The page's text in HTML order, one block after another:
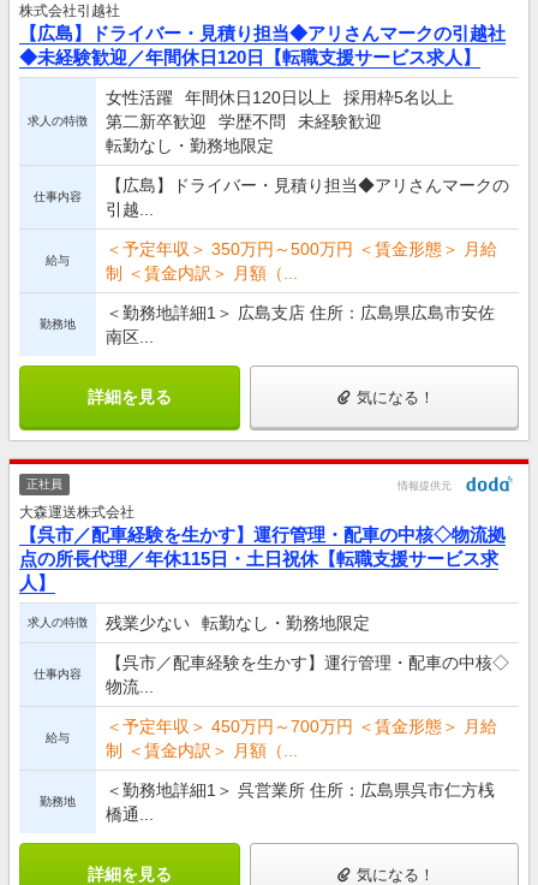
株式会社引越社
【広島】ドライバー・見積り担当◆アリさんマークの引越社
◆未経験歓迎／年間休日120日【転職支援サービス求人】
求人の特徴
女性活躍 年間休日120日以上
採用枠5名以上
第二新卒歓迎
学歴不問
未経験歓迎
転勤なし・勤務地限定
仕事内容
【広島】ドライバー・見積り担当◆アリさんマークの
引越...
給与
＜予定年収＞ 350万円～500万円 ＜賃金形態＞ 月給
制 ＜賃金内訳＞ 月額（...
勤務地
＜勤務地詳細1＞ 広島支店 住所：広島県広島市安佐
南区...
詳細を見る 気になる！
正社員 情報提供元
大森運送株式会社
【呉市／配車経験を生かす】運行管理・配車の中核◇物流拠
点の所長代理／年休115日・土日祝休【転職支援サービス求
人】
求人の特徴 残業少ない 転勤なし・勤務地限定
仕事内容
【呉市／配車経験を生かす】運行管理・配車の中核◇
物流...
給与
＜予定年収＞ 450万円～700万円 ＜賃金形態＞ 月給
制 ＜賃金内訳＞ 月額（...
勤務地
＜勤務地詳細1＞ 呉営業所 住所：広島県呉市仁方桟
橋通...
詳細を見る 気になる！